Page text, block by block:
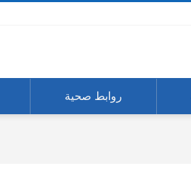
روابط صحية